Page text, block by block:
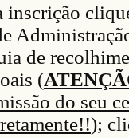
inscrição
Administraç
de recolh
(
do seu
);